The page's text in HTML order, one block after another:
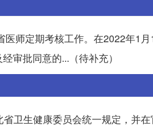
师定期考核工作。在2022年1
审批同意的...（待补充）
卫生健康委员会统一规定，并